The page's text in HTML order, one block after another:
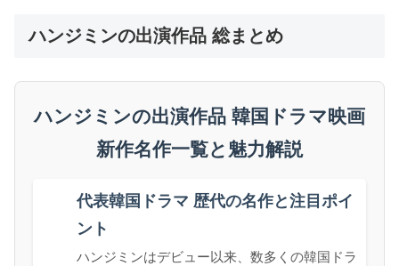
ハンジミンの出演作品 総まとめ
ハンジミンの出演作品 韓国ドラマ映画
新作名作一覧と魅力解説
代表韓国ドラマ 歴代の名作と注目ポイ
ント
ハンジミンはデビュー以来、数多くの韓国ドラ